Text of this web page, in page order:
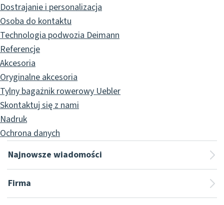
Dostrajanie i personalizacja
Osoba do kontaktu
Technologia podwozia Deimann
Referencje
Akcesoria
Oryginalne akcesoria
Tylny bagażnik rowerowy Uebler
Skontaktuj się z nami
Nadruk
Ochrona danych
Najnowsze wiadomości
Firma